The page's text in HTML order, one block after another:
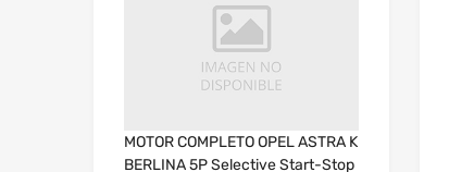
MOTOR COMPLETO OPEL ASTRA K
BERLINA 5P Selective Start-Stop